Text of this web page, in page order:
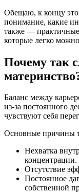
Обещаю, к концу
понимание, какие
также —
которые легко
Почему так
Баланс между
из-за постоянного
чувствуют себя
Основные причины
Нехватка
концентрации.
Отсутствие
Постоянное
собственной